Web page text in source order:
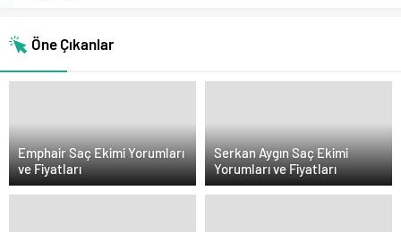
Öne Çıkanlar
Emphair Saç Ekimi Yorumları
ve Fiyatları
Serkan Aygın Saç Ekimi
Yorumları ve Fiyatları